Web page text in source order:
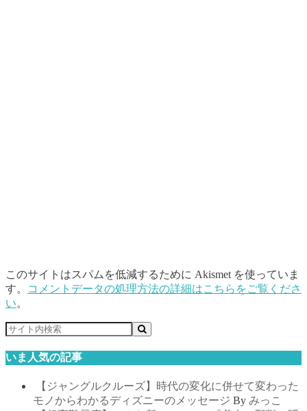
このサイトはスパムを低減するために Akismet を使っていま
す。
コメントデータの処理方法の詳細はこちらをご覧くださ
い。
いま人気の記事
【ジャングルクルーズ】時代の変化に併せて変わった
モノからわかるディズニーのメッセージ By みっこ